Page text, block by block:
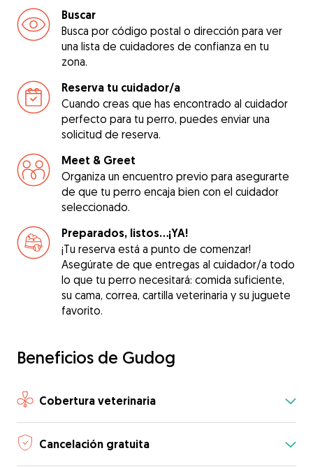
Buscar
Busca por código postal o dirección para ver
una lista de cuidadores de confianza en tu
zona.
Reserva tu cuidador/a
Cuando creas que has encontrado al cuidador
perfecto para tu perro, puedes enviar una
solicitud de reserva.
Meet & Greet
Organiza un encuentro previo para asegurarte
de que tu perro encaja bien con el cuidador
seleccionado.
Preparados, listos...¡YA!
¡Tu reserva está a punto de comenzar!
Asegúrate de que entregas al cuidador/a todo
lo que tu perro necesitará: comida suficiente,
su cama, correa, cartilla veterinaria y su juguete
favorito.
Beneficios de Gudog
Cobertura veterinaria
Cancelación gratuita